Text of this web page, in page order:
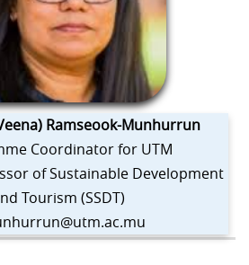
Ramseook-Munhurrun
Coordinator for UTM
of Sustainable Development
Tourism (SSDT)